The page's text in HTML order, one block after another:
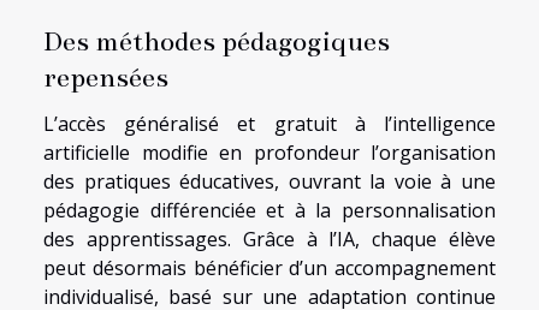
Des méthodes pédagogiques
repensées
L’accès généralisé et gratuit à l’intelligence
artificielle modifie en profondeur l’organisation
des pratiques éducatives, ouvrant la voie à une
pédagogie différenciée et à la personnalisation
des apprentissages. Grâce à l’IA, chaque élève
peut désormais bénéficier d’un accompagnement
individualisé, basé sur une adaptation continue